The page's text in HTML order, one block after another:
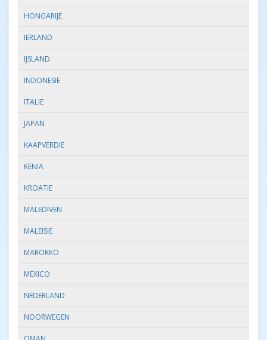
HONGARIJE
IERLAND
IJSLAND
INDONESIE
ITALIE
JAPAN
KAAPVERDIE
KENIA
KROATIE
MALEDIVEN
MALEISIE
MAROKKO
MEXICO
NEDERLAND
NOORWEGEN